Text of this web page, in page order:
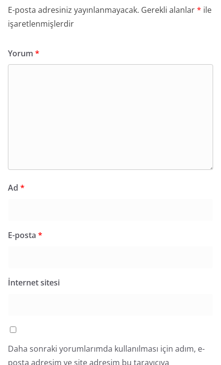
E-posta adresiniz yayınlanmayacak. Gerekli alanlar* ile
işaretlenmişlerdir
Yorum *
Ad *
E-posta *
İnternet sitesi
Daha sonraki yorumlarımda kullanılması için adım, e-
posta adresim ve site adresim bu tarayıcıya